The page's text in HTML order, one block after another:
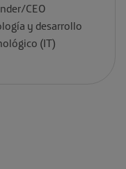
CEO
y desarrollo
(IT)